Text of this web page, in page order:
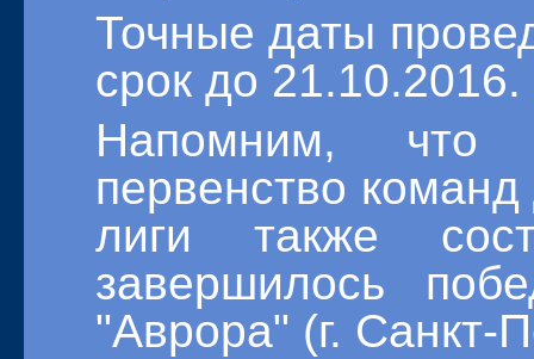
Точные даты
срок до 21.10.2016.
Напомним,
первенство
лиги также
завершилось
"Аврора" (г. Санкт-